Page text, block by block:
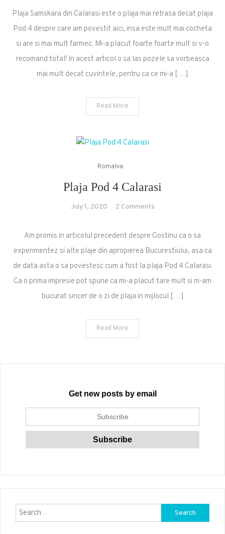
Samskara
Plaja Samskara din Calarasi este o plaja mai retrasa decat plaja
Pod 4 despre care am povestit aici, insa este mult mai cocheta
si are si mai mult farmec. Mi-a placut foarte foarte mult si v-o
recomand total! In acest articol o sa las pozele sa vorbeasca
mai mult decat cuvintele, pentru ca ce mi-a […]
Read More
Romania
Plaja Pod 4 Calarasi
July 1, 2020 2 Commentson
Pod
Am promis in articolul precedent despre Gostinu ca o sa
experimentez si alte plaje din apropierea Bucurestiului, asa ca
de data asta o sa povestesc cum a fost la plaja Pod 4 Calarasi.
Ca o prima impresie pot spune ca mi-a placut tare mult si m-am
bucurat sincer de o zi de plaja in mijlocul […]
Read More
Get new posts by email
Search
for: